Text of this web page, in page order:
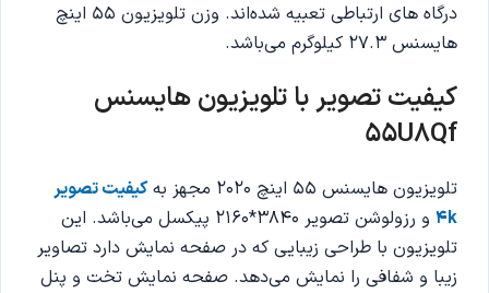
درگاه های ارتباطی تعبیه شده‌اند. وزن تلویزیون 55 اینچ
هایسنس 27.3 کیلوگرم می‌باشد.
کیفیت تصویر با تلویزیون هایسنس
55U8Qf
تلویزیون هایسنس 55 اینچ 2020 مجهز به
کیفیت تصویر
4k
و رزولوشن تصویر 3840*2160 پیکسل می‌باشد. این
تلویزیون با طراحی زیبایی که در صفحه نمایش دارد تصاویر
زیبا و شفافی را نمایش می‌دهد. صفحه نمایش تخت و پنل